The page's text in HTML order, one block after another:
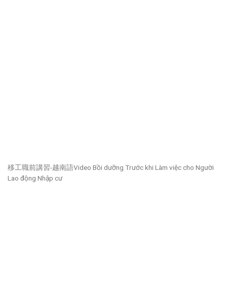
移工職前講習-越南語Video Bồi dưỡng Trước khi Làm việc cho Người
Lao động Nhập cư